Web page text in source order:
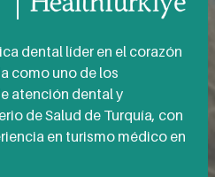
dental líder en el corazón
como uno de los
atención dental y
de Salud de Turquía, con
en turismo médico en